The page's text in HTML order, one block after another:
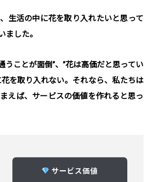
生活の中に花を取り入れたいと思って
ました。
うことが面倒”、”花は高価だと思ってい
を取り入れない。それなら、私たちは
えば、サービスの価値を作れると思っ